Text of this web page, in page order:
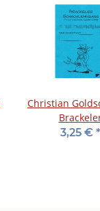
Christian
3,25 € *